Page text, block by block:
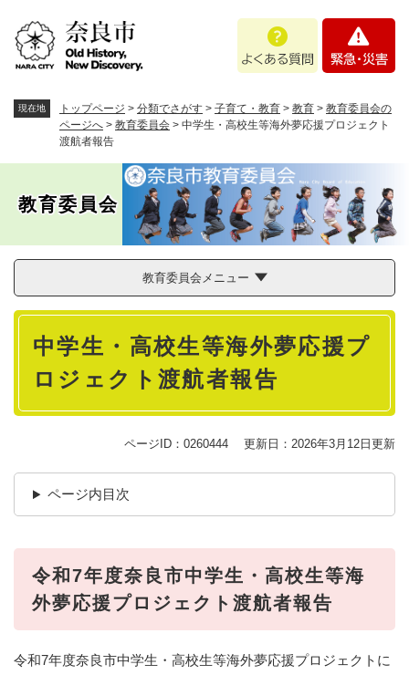
。
あ
問
・
現在地 トップページ > 分類でさがす > 子育て・教育 > 教育 > 教育委員会の
ページへ > 教育委員会 > 中学生・高校生等海外夢応援プロジェクト
渡航者報告
教育委員会
教育委員会メニュー
本
中学生・高校生等海外夢応援プ
ロジェクト渡航者報告
ページID：0260444 更新日：2026年3月12日更新
ページ内目次
令和7年度奈良市中学生・高校生等海
外夢応援プロジェクト渡航者報告
​​令和7年度奈良市中学生・高校生等海外夢応援プロジェクトに